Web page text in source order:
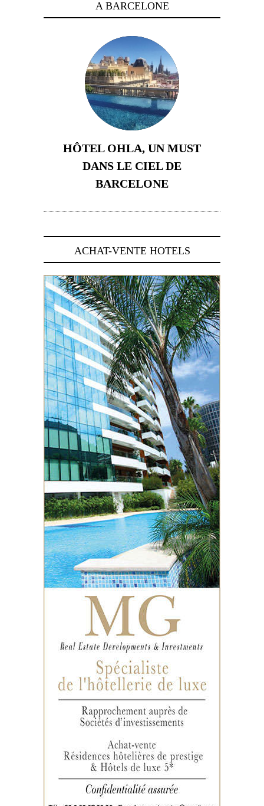
A BARCELONE
HÔTEL OHLA, UN MUST
DANS LE CIEL DE
BARCELONE
ACHAT-VENTE HOTELS